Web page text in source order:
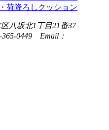
荷降ろしクッション
八坂北1丁目21番37
0449 Email：